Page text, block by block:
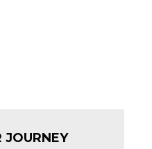
JOURNEY